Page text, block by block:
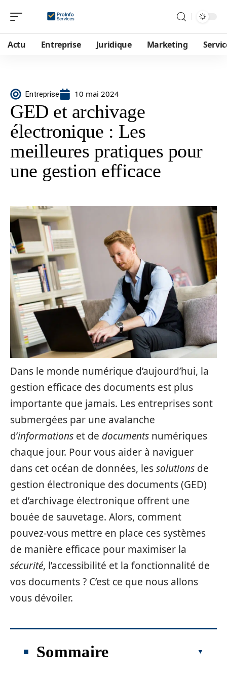
Actu Entreprise Juridique Marketing
Entreprise 10 mai 2024
GED et archivage
électronique : Les
meilleures pratiques pour
une gestion efficace
Dans le monde numérique d’aujourd’hui, la
gestion efficace des documents est plus
importante que jamais. Les entreprises sont
submergées par une avalanche
d’informations et de documents numériques
chaque jour. Pour vous aider à naviguer
dans cet océan de données, lessolutions de
gestion électronique des documents (GED)
et d’archivage électronique offrent une
bouée de sauvetage. Alors, comment
pouvez-vous mettre en place ces systèmes
de manière efficace pour maximiser la
sécurité, l’accessibilité et la fonctionnalité de
vos documents ? C’est ce que nous allons
vous dévoiler.
Sommaire